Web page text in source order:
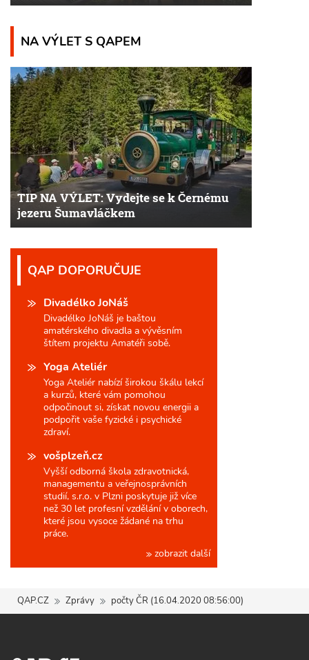
NA VÝLET S QAPEM
TIP NA VÝLET: Vydejte se k Černému
jezeru Šumavláčkem
QAP DOPORUČUJE
Divadélko JoNáš
Divadélko JoNáš je baštou
amatérského divadla a vývěsním
štítem projektu Amatéři sobě.
Yoga Ateliér
Yoga Ateliér nabízí širokou škálu lekcí
a kurzů, které vám pomohou
odpočinout si, získat novou energii a
podpořit vaše fyzické i psychické
zdraví.
vošplzeň.cz
Vyšší odborná škola zdravotnická,
managementu a veřejnosprávních
studií, s.r.o. v Plzni poskytuje již více
než 30 let profesní vzdělání v oborech,
které jsou vysoce žádané na trhu
práce.
zobrazit další
QAP.CZ Zprávy počty ČR (16.04.2020 08:56:00)